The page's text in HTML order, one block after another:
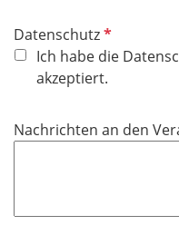
DatenschutzP
f
l
h
Ich habe die
akzeptiert.
Nachrichten an den